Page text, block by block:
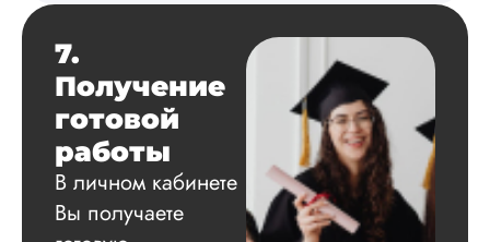
7.
Получение
готовой
работы
В личном кабинете
Вы получаете